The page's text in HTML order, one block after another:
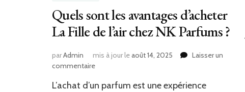
Quels sont les avantages d’acheter
La Fille de l’air chez NK Parfums ?
parAdmin mis à jour leaoût 14, 2025
Laisser un
commentairesur
sont
L’achat d’un parfum est une expérience